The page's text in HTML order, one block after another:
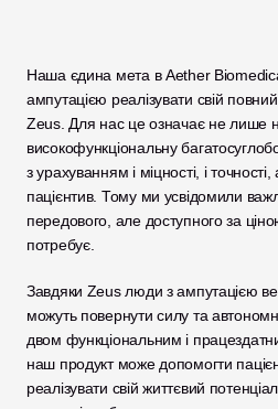
Наша єдина мета в Aether
ампутацією реалізувати свій
Zeus. Для нас це означає не лише
високофункціональну
з урахуванням і міцності, і
пацієнтив. Тому ми усвідомили
передового, але доступного за
потребує.
Завдяки Zeus люди з ампутацією
можуть повернути силу та
двом функціональним і
наш продукт може допомогти
реалізувати свій життєвий